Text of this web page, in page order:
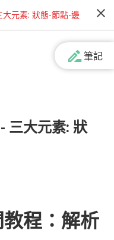
期實現智能自動化
期實現智能自
訓營專注於 AI
造真正能解決實際
智能業務助理為核
框架，實作包括
任務規劃執行等企
將學會如何讓 AI
或是股票分析任務
先一步掌握 AI
新紀元！ 數位轉型
元素: 狀態-節點-邊 close
drive_file_rename_outline筆記
三大元素: 狀
程：解析